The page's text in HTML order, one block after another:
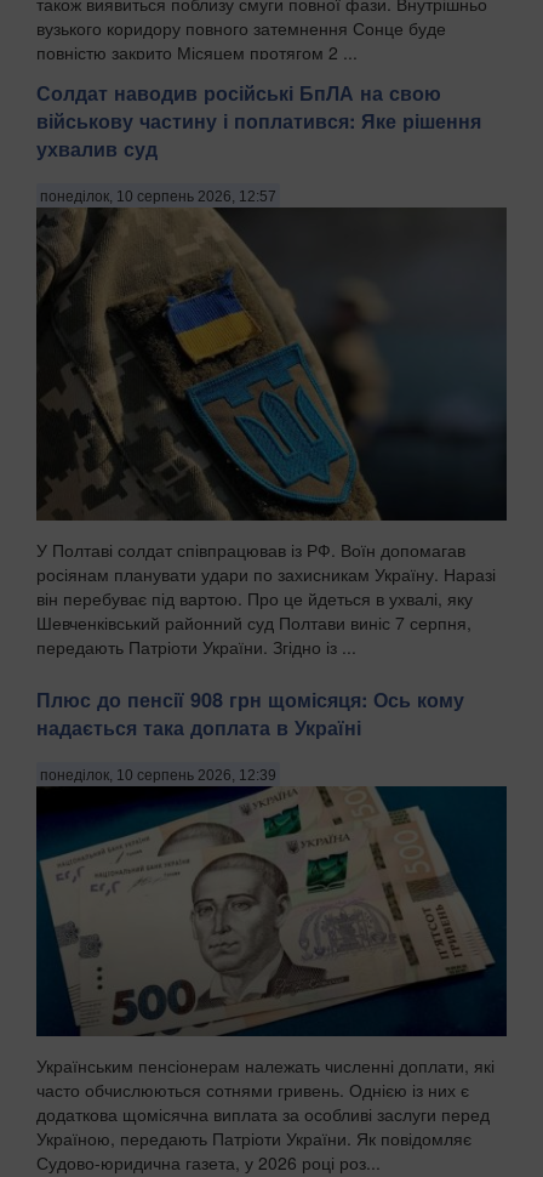
вузького коридору повного затемнення Сонце буде
повністю закрито Місяцем протягом 2 ...
Солдат наводив російські БпЛА на свою
військову частину і поплатився: Яке рішення
ухвалив суд
понеділок, 10 серпень 2026, 12:57
У Полтаві солдат співпрацював із РФ. Воїн допомагав
росіянам планувати удари по захисникам Україну. Наразі
він перебуває під вартою. Про це йдеться в ухвалі, яку
Шевченківський районний суд Полтави виніс 7 серпня,
передають Патріоти України. Згідно із ...
Плюс до пенсії 908 грн щомісяця: Ось кому
надається така доплата в Україні
понеділок, 10 серпень 2026, 12:39
Українським пенсіонерам належать численні доплати, які
часто обчислюються сотнями гривень. Однією із них є
додаткова щомісячна виплата за особливі заслуги перед
Україною, передають Патріоти України. Як повідомляє
Судово-юридична газета, у 2026 році роз...